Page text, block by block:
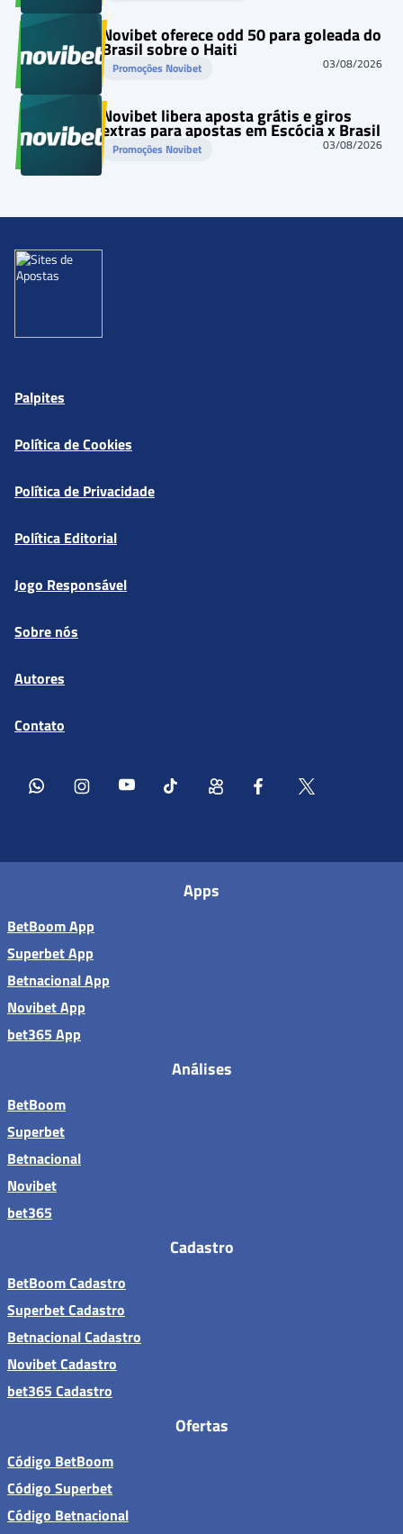
Novibet oferece odd 50 para goleada do
Brasil sobre o Haiti
Promoções Novibet 03/08/2026
Novibet libera aposta grátis e giros
extras para apostas em Escócia x Brasil
Promoções Novibet 03/08/2026
Palpites
Política de Cookies
Política de Privacidade
Política Editorial
Jogo Responsável
Sobre nós
Autores
Contato
Apps
BetBoom App
Superbet App
Betnacional App
Novibet App
bet365 App
Análises
BetBoom
Superbet
Betnacional
Novibet
bet365
Cadastro
BetBoom Cadastro
Superbet Cadastro
Betnacional Cadastro
Novibet Cadastro
bet365 Cadastro
Ofertas
Código BetBoom
Código Superbet
Código Betnacional